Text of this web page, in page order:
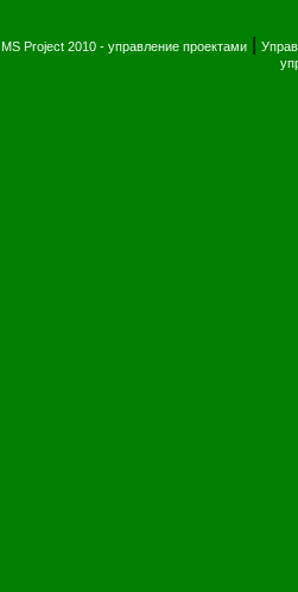
MS Project 2010 - управление проектами